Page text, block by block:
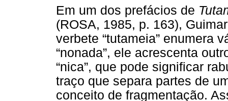
Em um dos prefácios de
(ROSA, 1985, p. 163),
verbete “tutameia” enumera
“nonada”, ele acrescenta
“nica”, que pode significar
traço que separa partes de
conceito de fragmentação.